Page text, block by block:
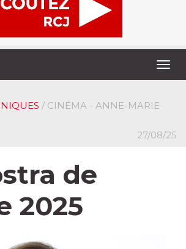
/ CINÉMA - ANNE-MARIE
27/08/25
de
2025